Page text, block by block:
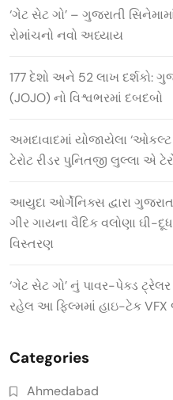
‘ગેટ સેટ ગો’ – ગુજરાતી
રોમાંચનો નવો અધ્યાય
177 દેશો અને 52 લાખ દર્શકો:
(JOJO) નો વિશ્વભરમાં દબદબો
અમદાવાદમાં યોજાયેલા
ટેરોટ રીડર પુનિતજી લુલ્લા એ
આયુદા ઓર્ગેનિક્સ દ્વારા
ગીર ગાયના વૈદિક વલોણા ઘી-
વિસ્તરણ
‘ગેટ સેટ ગો’ નું પાવર-પેક્ડ
રહેલ આ ફિલ્મમાં હાઇ-ટેક VFX
Categories
Ahmedabad